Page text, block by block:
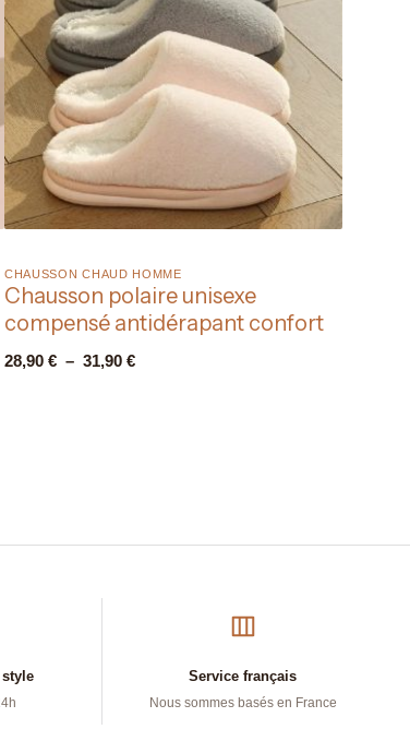
CHAUSSON CHAUD HOMME​
Chausson polaire unisexe
compensé antidérapant confort
28,90 € – 31,90 €
Service français
Nous sommes basés en France